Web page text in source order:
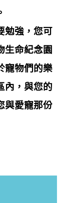
勉強，您可
生命紀念園
寵物們的樂
內，與您的
與愛寵那份